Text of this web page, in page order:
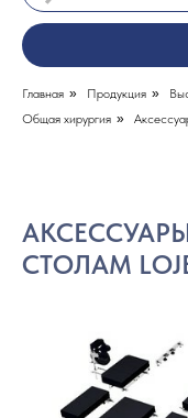
Главная » Продукция »
Общая хирургия »
СТОЛАМ